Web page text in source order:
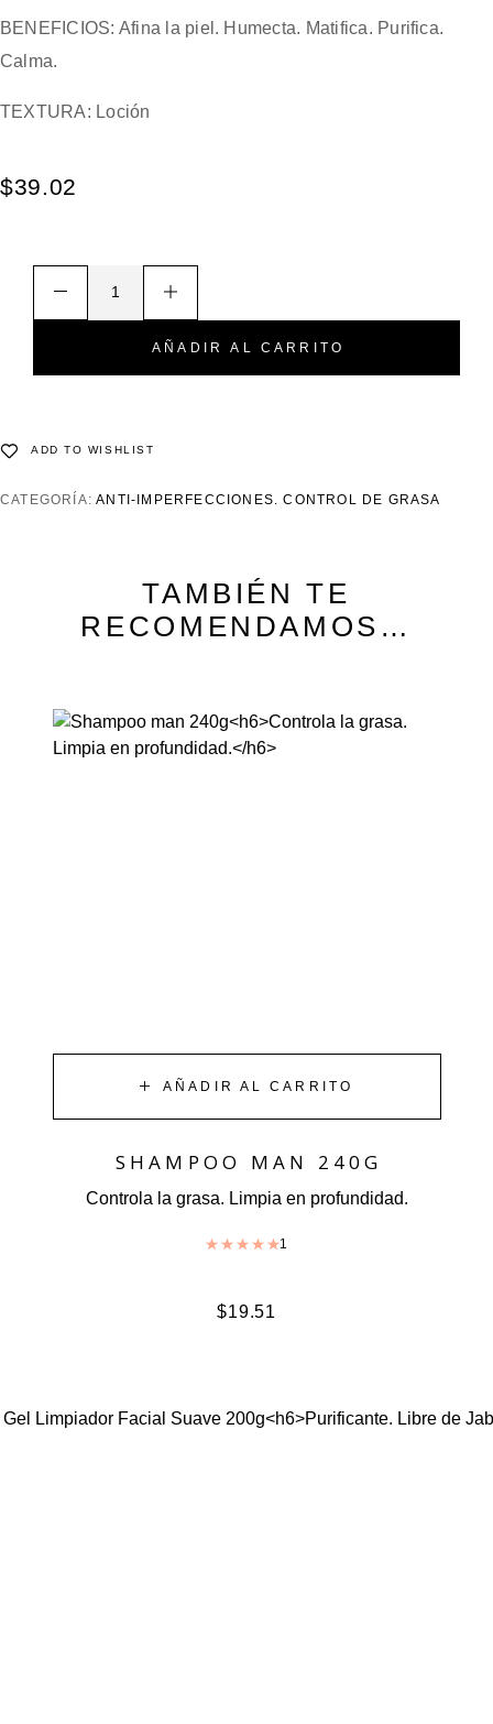
BENEFICIOS: Afina la piel. Humecta. Matifica. Purifica.
Calma.
TEXTURA: Loción
$39.02
AÑADIR AL CARRITO
ADD TO WISHLIST
CATEGORÍA:ANTI-IMPERFECCIONES. CONTROL DE GRASA
TAMBIÉN TE
RECOMENDAMOS…
AÑADIR AL CARRITO
SHAMPOO MAN 240G
Controla la grasa. Limpia en profundidad.
Valorado con
1
$19.51